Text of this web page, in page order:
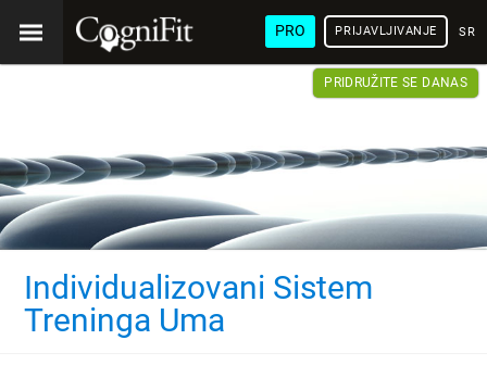
PRO PRIJAVLJIVANJE
PRIDRUŽITE SE DANAS
Individualizovani Sistem
Treninga Uma